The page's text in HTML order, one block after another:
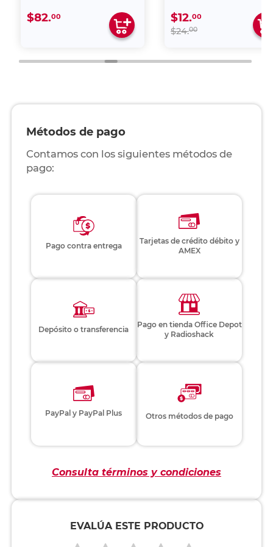
$82.00 $12.00
$24.00
Métodos de pago
Contamos con los siguientes métodos de
pago:
Pago contra entrega
Tarjetas de crédito débito y
AMEX
Depósito o transferencia
Pago en tienda Office Depot
y Radioshack
PayPal y PayPal Plus Otros métodos de pago
Consulta términos y condiciones
EVALÚA ESTE PRODUCTO